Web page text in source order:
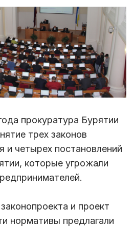
прокуратура Бурятии
трех законов
и четырех постановлений
которые угрожали
и проект
нормативы предлагали